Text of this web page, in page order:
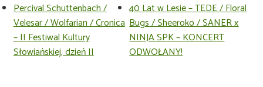
Percival Schuttenbach /
Velesar / Wolfarian / Cronica
– II Festiwal Kultury
Słowiańskiej, dzień II
40 Lat w Lesie – TEDE / Floral
Bugs / Sheeroko / SANER x
NINJA SPK – KONCERT
ODWOŁANY!